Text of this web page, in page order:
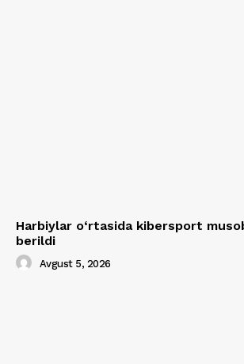
Harbiylar o‘rtasida kibersport
berildi
Avgust 5, 2026